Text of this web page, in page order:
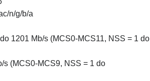
n/g/b/a
1201 Mb/s (MCS0-MCS11, NSS = 1 do
s (MCS0-MCS9, NSS = 1 do